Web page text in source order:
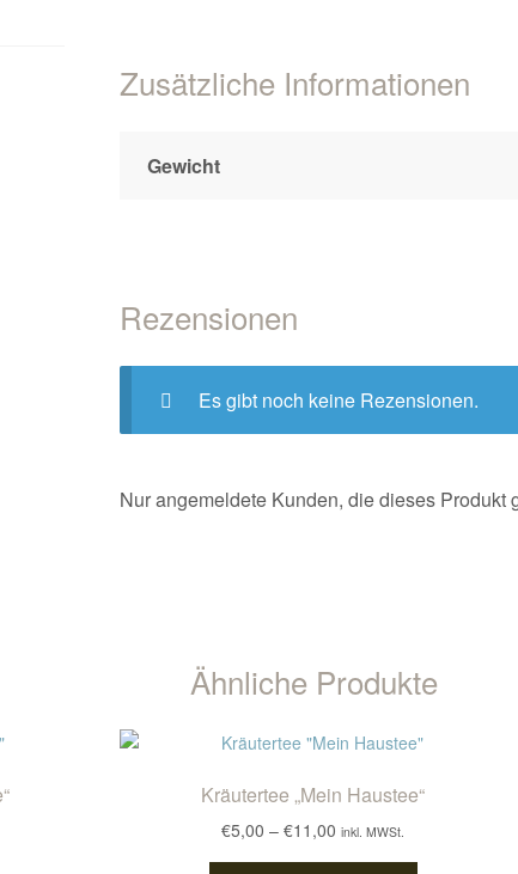
Zusätzliche Informationen
Gewicht
Rezensionen
Es gibt noch keine Rezensionen.
Nur angemeldete Kunden, die dieses
Ähnliche Produkte
Kräutertee „Mein Haustee“
€5,00 –€11,00 Preisspanne:
inkl. MWSt.